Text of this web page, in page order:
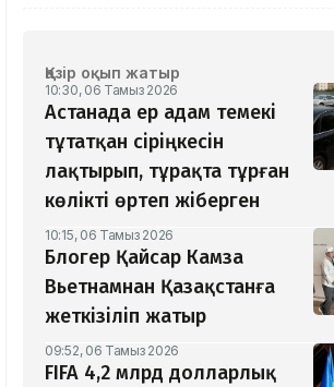
Қазір оқып жатыр
10:30, 06 Тамыз 2026
Астанада ер адам темекі
тұтатқан сіріңкесін
лақтырып, тұрақта тұрған
көлікті өртеп жіберген
10:15, 06 Тамыз 2026
Блогер Қайсар Камза
Вьетнамнан Қазақстанға
жеткізіліп жатыр
09:52, 06 Тамыз 2026
FIFA 4,2 млрд долларлық